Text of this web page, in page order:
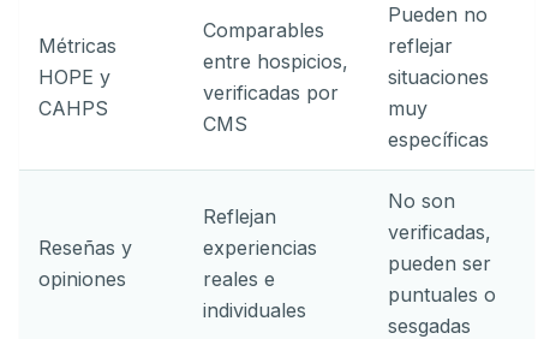
Métricas
HOPE y
CAHPS
Comparables
entre hospicios,
verificadas por
CMS
Pueden no
reflejar
situaciones
muy
específicas
Reseñas y
opiniones
Reflejan
experiencias
reales e
individuales
No son
verificadas,
pueden ser
puntuales o
sesgadas